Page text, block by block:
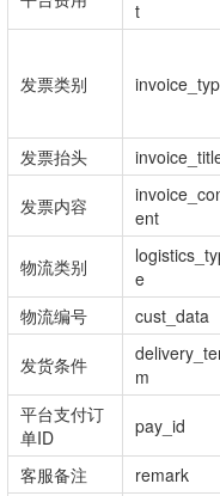
t
发票类别
发票抬头
发票内容
ent
物流类别
e
物流编号
cust_data
发货条件
m
平台支付订
单ID
pay_id
客服备注
remark